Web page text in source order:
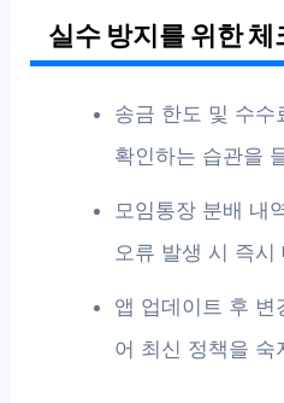
실수 방지를 위한
송금 한도 및 수수
확인하는 습관을
모임통장 분배 내
오류 발생 시 즉시
앱 업데이트 후 변
어 최신 정책을 숙